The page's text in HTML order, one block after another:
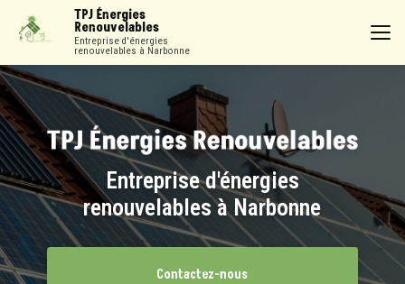
contenu
TPJ Énergies
Renouvelables
Entreprise d'énergies
renouvelables à Narbonne
Entreprise d'énergies
renouvelables à Narbonne
Contactez-nous